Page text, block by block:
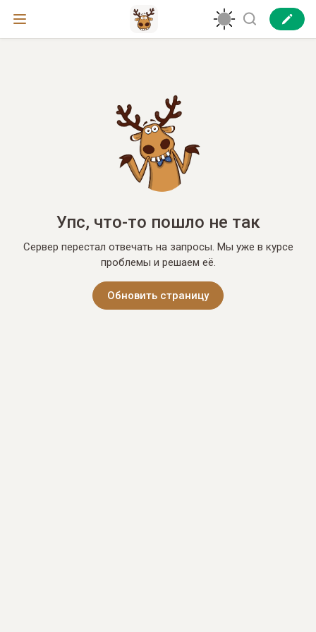
Упс, что-то пошло не так
Сервер перестал отвечать на запросы. Мы уже в курсе
проблемы и решаем её.
Обновить страницу